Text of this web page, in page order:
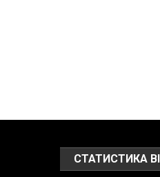
СТАТИСТИКА